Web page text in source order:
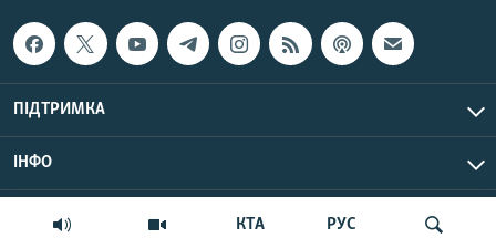
КТА РУС
ПІДТРИМКА
ІНФО
© Крим.Реалії, 2026 | Усі права застережено.